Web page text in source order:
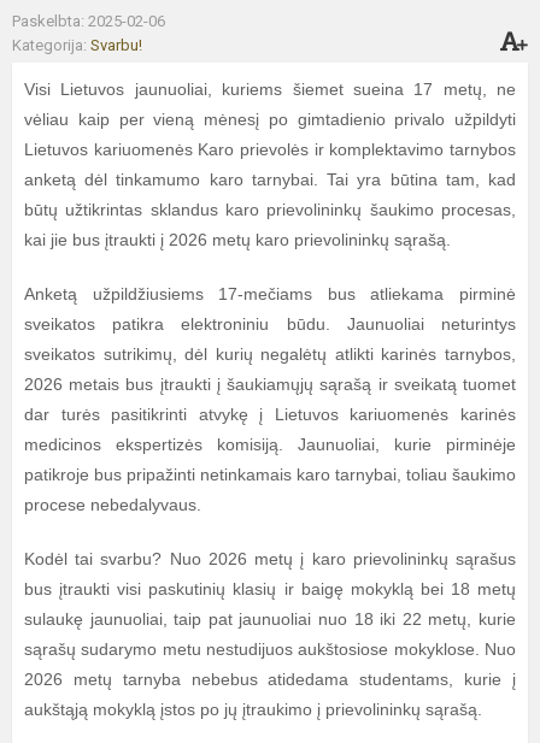
Paskelbta: 2025-02-06
Kategorija: Svarbu!
Visi Lietuvos jaunuoliai, kuriems šiemet sueina 17 metų, ne
vėliau kaip per vieną mėnesį po gimtadienio privalo užpildyti
Lietuvos kariuomenės Karo prievolės ir komplektavimo tarnybos
anketą dėl tinkamumo karo tarnybai. Tai yra būtina tam, kad
būtų užtikrintas sklandus karo prievolininkų šaukimo procesas,
kai jie bus įtraukti į 2026 metų karo prievolininkų sąrašą.
Anketą užpildžiusiems 17-mečiams bus atliekama pirminė
sveikatos patikra elektroniniu būdu. Jaunuoliai neturintys
sveikatos sutrikimų, dėl kurių negalėtų atlikti karinės tarnybos,
2026 metais bus įtraukti į šaukiamųjų sąrašą ir sveikatą tuomet
dar turės pasitikrinti atvykę į Lietuvos kariuomenės karinės
medicinos ekspertizės komisiją. Jaunuoliai, kurie pirminėje
patikroje bus pripažinti netinkamais karo tarnybai, toliau šaukimo
procese nebedalyvaus.
Kodėl tai svarbu? Nuo 2026 metų į karo prievolininkų sąrašus
bus įtraukti visi paskutinių klasių ir baigę mokyklą bei 18 metų
sulaukę jaunuoliai, taip pat jaunuoliai nuo 18 iki 22 metų, kurie
sąrašų sudarymo metu nestudijuos aukštosiose mokyklose. Nuo
2026 metų tarnyba nebebus atidedama studentams, kurie į
aukštąją mokyklą įstos po jų įtraukimo į prievolininkų sąrašą.